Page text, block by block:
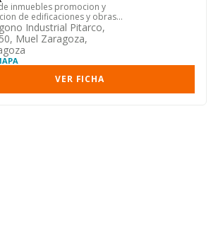
inmuebles promocion y
de edificaciones y obras
e instalacion ...
Industrial Pitarco,
Muel Zaragoza,
VER FICHA